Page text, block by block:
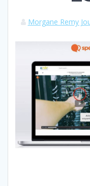
Morgane Remy